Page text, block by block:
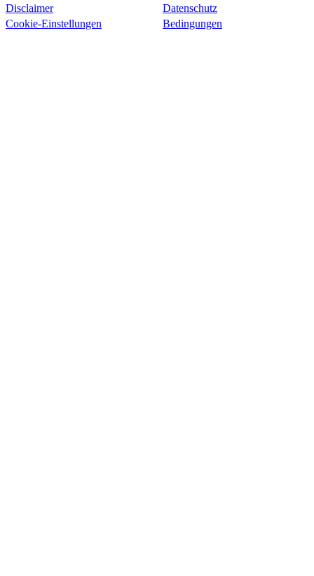
Disclaimer
Datenschutz
Cookie-Einstellungen
Bedingungen